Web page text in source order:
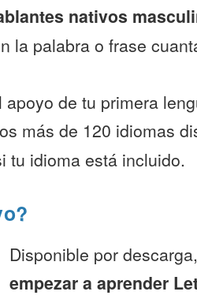
nativos
la palabra o frase
apoyo de tu primera
más de 120 idiomas
tu idioma está incluido.
Disponible por
empezar a aprender